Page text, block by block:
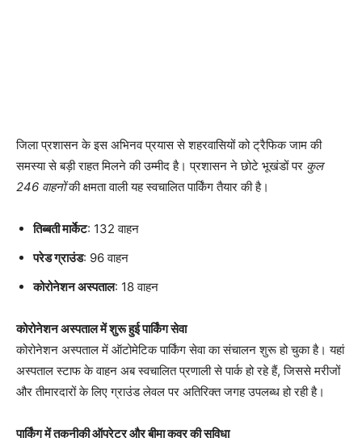
जिला प्रशासन के इस अभिनव प्रयास से शहरवासियों को ट्रैफिक जाम की
समस्या से बड़ी राहत मिलने की उम्मीद है। प्रशासन ने छोटे भूखंडों पर कुल
246 वाहनोंकी क्षमता वाली यह स्वचालित पार्किंग तैयार की है।
तिब्बती मार्केट: 132 वाहन
परेड ग्राउंड: 96 वाहन
कोरोनेशन अस्पताल: 18 वाहन
कोरोनेशन अस्पताल में शुरू हुई पार्किंग सेवा
कोरोनेशन अस्पताल में ऑटोमेटिक पार्किंग सेवा का संचालन शुरू हो चुका है। यहां
अस्पताल स्टाफ के वाहन अब स्वचालित प्रणाली से पार्क हो रहे हैं, जिससे मरीजों
और तीमारदारों के लिए ग्राउंड लेवल पर अतिरिक्त जगह उपलब्ध हो रही है।
पार्किंग में तकनीकी ऑपरेटर और बीमा कवर की सुविधा